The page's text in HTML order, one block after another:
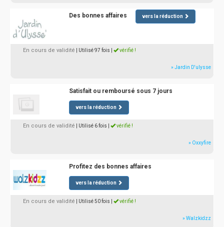
Des bonnes affaires vers la réduction
En cours de validité | Utilisé 97 fois vérifié !
» Jardin D'ulysse
Satisfait ou remboursé sous 7 jours
vers la réduction
En cours de validité | Utilisé 6 fois vérifié !
» Oxxyfire
Profitez des bonnes affaires
vers la réduction
En cours de validité | Utilisé 50 fois vérifié !
» Walzkidzz